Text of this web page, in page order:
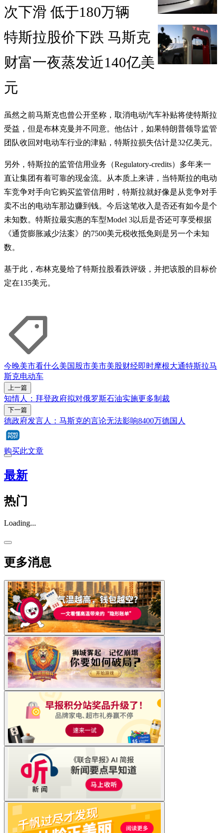
次下滑 低于180万辆
特斯拉股价下跌 马斯克
财富一夜蒸发近140亿美
元
虽然之前马斯克也曾公开坚称，取消电动汽车补贴将使特斯拉
受益，但是布林克曼并不同意。他估计，如果特朗普领导监管
团队收回对电动车行业的津贴，特斯拉损失估计是32亿美元。
另外，特斯拉的监管信用业务（Regulatory-credits）多年来一
直让集团有着可靠的现金流。从本质上来讲，当特斯拉的电动
车竞争对手向它购买监管信用时，特斯拉就好像是从竞争对手
卖不出的电动车那边赚到钱。今后这笔收入是否还有如今是个
未知数。特斯拉最实惠的车型Model 3以后是否还可享受根据
《通货膨胀减少法案》的7500美元税收抵免则是另一个未知
数。
基于此，布林克曼给了特斯拉股看跌评级，并把该股的目标价
定在135美元。
今晚美市看什么美国股市美市美股财经即时摩根大通特斯拉马
斯克电动车
上一篇
知情人：拜登政府拟对俄罗斯石油实施更多制裁
下一篇
德政府发言人：马斯克的言论无法影响8400万德国人
购买此文章
最新
热门
Loading...
更多消息